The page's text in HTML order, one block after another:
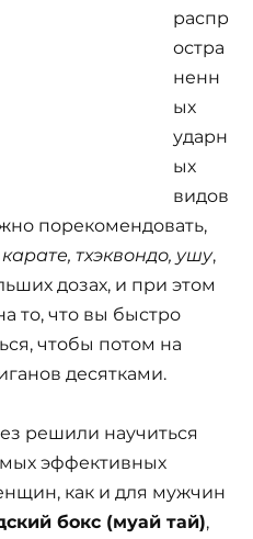
распр
остра
ненн
ых
ударн
ых
видов
порекомендовать,
тхэквондо, ушу,
дозах, и при этом
то, что вы быстро
чтобы потом на
десятками.
решили научиться
эффективных
как и для мужчин
бокс (муай тай),